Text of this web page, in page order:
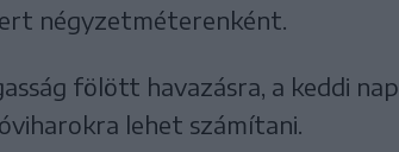
négyzetméterenként.
fölött havazásra, a keddi nap
lehet számítani.